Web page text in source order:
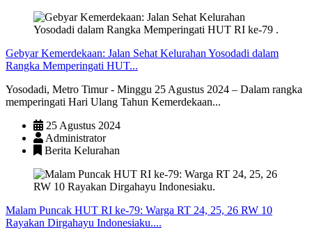
Gebyar Kemerdekaan: Jalan Sehat Kelurahan Yosodadi dalam
Rangka Memperingati HUT...
Yosodadi, Metro Timur - Minggu 25 Agustus 2024 – Dalam rangka
memperingati Hari Ulang Tahun Kemerdekaan...
25 Agustus 2024
Administrator
Berita Kelurahan
Malam Puncak HUT RI ke-79: Warga RT 24, 25, 26 RW 10
Rayakan Dirgahayu Indonesiaku....